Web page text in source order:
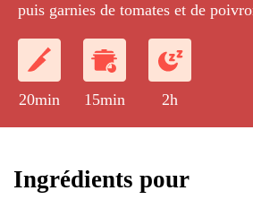
puis garnies de tomates et de
20min 15min 2h
Ingrédients pour